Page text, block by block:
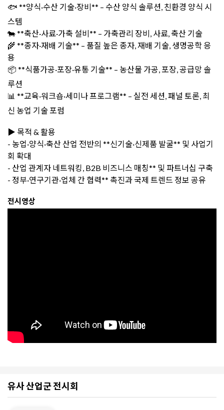
🐟 **양식·수산 기술·장비** – 수산 양식 솔루션, 친환경 양식 시
스템
🐄 **축산·사료·가축 설비** – 가축관리 장비, 사료, 축산 기술
🌾 **종자·재배 기술** – 품질 높은 종자, 재배 기술, 생명공학 응
용
📦 **식품가공·포장·유통 기술** – 농산물 가공, 포장, 공급망 솔
루션
📊 **교육·워크숍·세미나 프로그램** – 실전 세션, 패널 토론, 최
신 농업 기술 포럼
▶️ 목적 & 활용
- 농업·양식·축산 산업 전반의 **신기술·신제품 발굴** 및 사업기
회 확대
- 산업 관계자 네트워킹, B2B 비즈니스 매칭** 및 파트너십 구축
- 정부·연구기관·업체 간 협력** 촉진과 국제 트렌드 정보 공유
전시영상
유사 산업군 전시회